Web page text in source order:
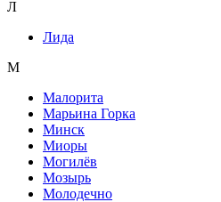
Л
Лида
М
Малорита
Марьина Горка
Минск
Миоры
Могилёв
Мозырь
Молодечно